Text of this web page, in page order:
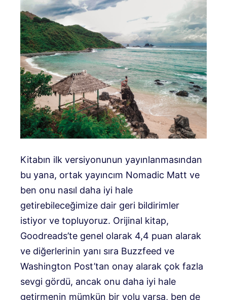
Kitabın ilk versiyonunun yayınlanmasından
bu yana, ortak yayıncım Nomadic Matt ve
ben onu nasıl daha iyi hale
getirebileceğimize dair geri bildirimler
istiyor ve topluyoruz. Orijinal kitap,
Goodreads’te genel olarak 4,4 puan alarak
ve diğerlerinin yanı sıra Buzzfeed ve
Washington Post’tan onay alarak çok fazla
sevgi gördü, ancak onu daha iyi hale
getirmenin mümkün bir yolu varsa, ben de